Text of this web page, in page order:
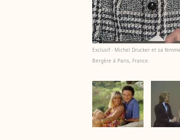
Exclusif - Michel Drucker et sa
Bergère à Paris, France.